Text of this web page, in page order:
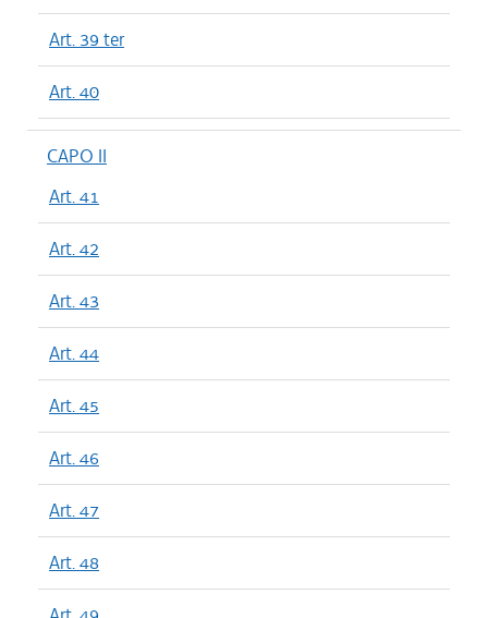
Art. 39 ter
Art. 40
CAPO II
Art. 41
Art. 42
Art. 43
Art. 44
Art. 45
Art. 46
Art. 47
Art. 48